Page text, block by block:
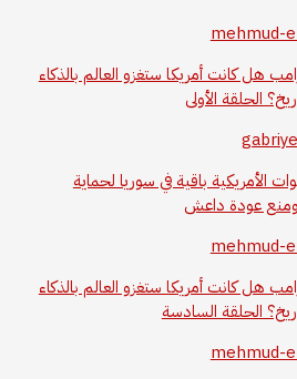
هل كانت أمريكا ستغزو العالم بالذكاء
الحلقة الأولى
الأمريكية باقية في سوريا لحماية
ومنع عودة داعش
هل كانت أمريكا ستغزو العالم بالذكاء
الحلقة السادسة